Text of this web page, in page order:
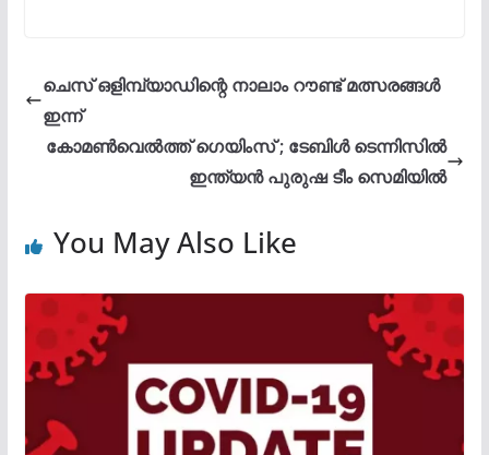
ചെസ് ഒളിമ്പ്യാഡിന്റെ നാലാം റൗണ്ട് മത്സരങ്ങൾ
ഇന്ന്
കോമൺവെൽത്ത് ഗെയിംസ് ; ടേബിൾ‌ ടെന്നിസിൽ
ഇന്ത്യൻ‌ പുരുഷ ടീം സെമിയിൽ
You May Also Like